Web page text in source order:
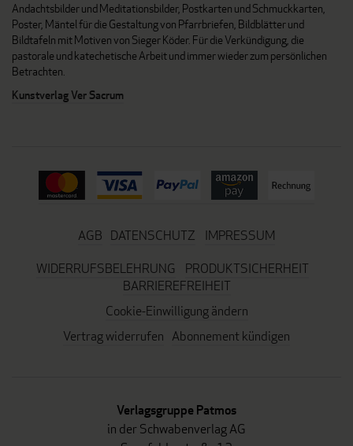
Andachtsbilder und Meditationsbilder, Postkarten und Schmuckkarten,
Poster, Mäntel für die Gestaltung von Pfarrbriefen, Bildblätter und
Bildtafeln mit Motiven von Sieger Köder. Für die Verkündigung, die
pastorale und katechetische Arbeit und immer wieder zum persönlichen
Betrachten.
Kunstverlag Ver Sacrum
AGB DATENSCHUTZ
IMPRESSUM
WIDERRUFSBELEHRUNG
PRODUKTSICHERHEIT
BARRIEREFREIHEIT
Cookie-Einwilligung ändern
Vertrag widerrufen Abonnement kündigen
Verlagsgruppe Patmos
in der Schwabenverlag AG